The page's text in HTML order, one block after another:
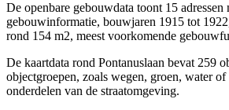
De openbare gebouwdata toont 15 adressen
gebouwinformatie, bouwjaren 1915 tot
rond 154 m2, meest voorkomende
De kaartdata rond Pontanuslaan bevat 259
objectgroepen, zoals wegen, groen, water of
onderdelen van de straatomgeving.